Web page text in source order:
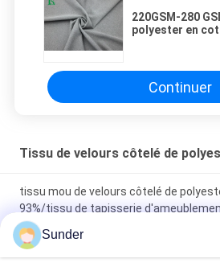
220GSM-280
polyester en
Continuer
Tissu de velours côtelé de
tissu mou de velours côtelé de
93%/tissu de tapisserie
côtelé de robe
tissu 100% de velours côtelé du
Sunder